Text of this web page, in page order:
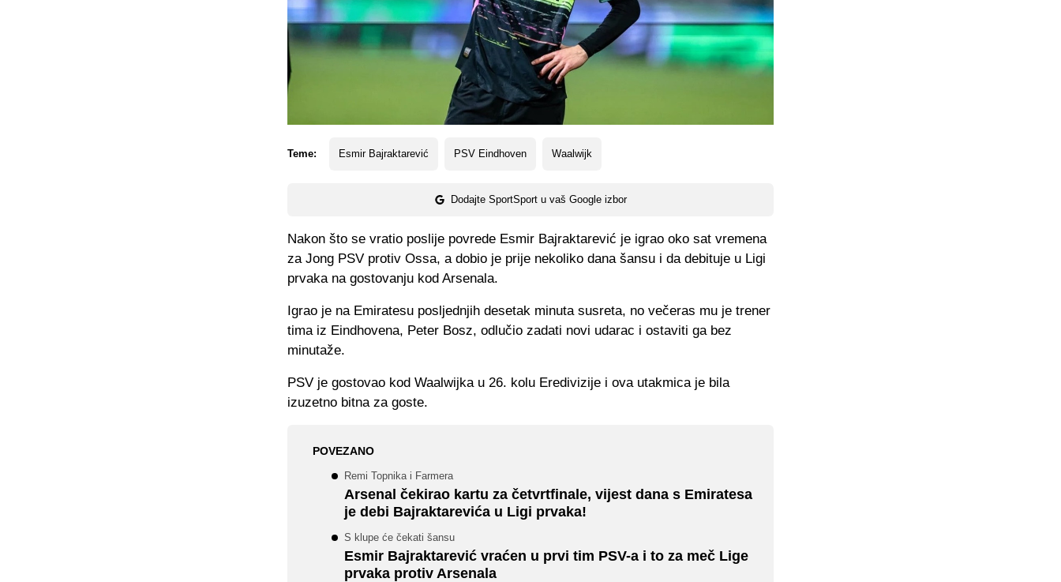
Teme: Esmir Bajraktarević PSV Eindhoven Waalwijk
Dodajte SportSport u vaš Google izbor
Nakon što se vratio poslije povrede Esmir Bajraktarević je igrao oko sat vremena
za Jong PSV protiv Ossa, a dobio je prije nekoliko dana šansu i da debituje u Ligi
prvaka na gostovanju kod Arsenala.
Igrao je na Emiratesu posljednjih desetak minuta susreta, no večeras mu je trener
tima iz Eindhovena, Peter Bosz, odlučio zadati novi udarac i ostaviti ga bez
minutaže.
PSV je gostovao kod Waalwijka u 26. kolu Eredivizije i ova utakmica je bila
izuzetno bitna za goste.
POVEZANO
Remi Topnika i Farmera
Arsenal čekirao kartu za četvrtfinale, vijest dana s Emiratesa
je debi Bajraktarevića u Ligi prvaka!
S klupe će čekati šansu
Esmir Bajraktarević vraćen u prvi tim PSV-a i to za meč Lige
prvaka protiv Arsenala